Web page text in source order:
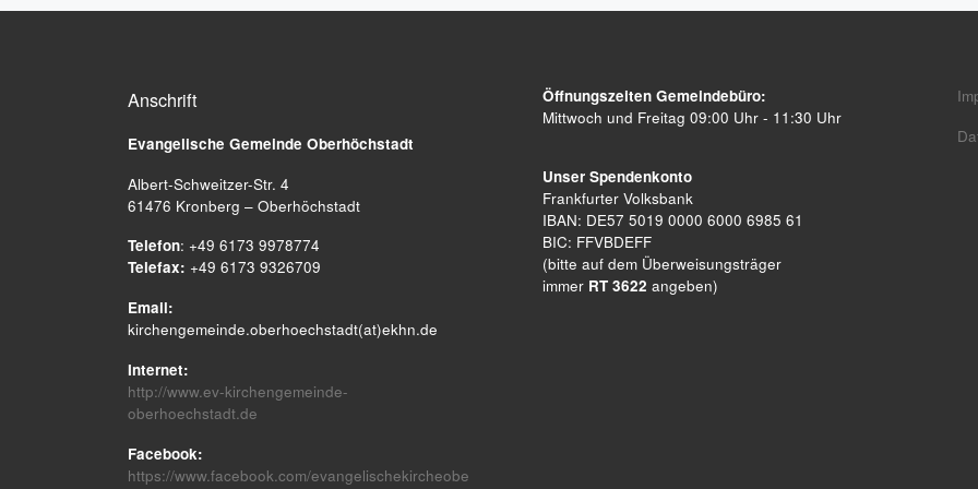
Anschrift
Evangelische Gemeinde Oberhöchstadt
Albert-Schweitzer-Str. 4
61476 Kronberg – Oberhöchstadt
Telefon: +49 6173 9978774
Telefax: +49 6173 9326709
Email:
kirchengemeinde.oberhoechstadt(at)ekhn.de
Internet:
http://www.ev-kirchengemeinde-
oberhoechstadt.de
Facebook:
https://www.facebook.com/evangelischekircheobe
Öffnungszeiten Gemeindebüro:
Mittwoch und Freitag 09:00 Uhr - 11:30 Uhr
Unser Spendenkonto
Frankfurter Volksbank
IBAN: DE57 5019 0000 6000 6985 61
BIC: FFVBDEFF
(bitte auf dem Überweisungsträger
immer RT 3622 angeben)